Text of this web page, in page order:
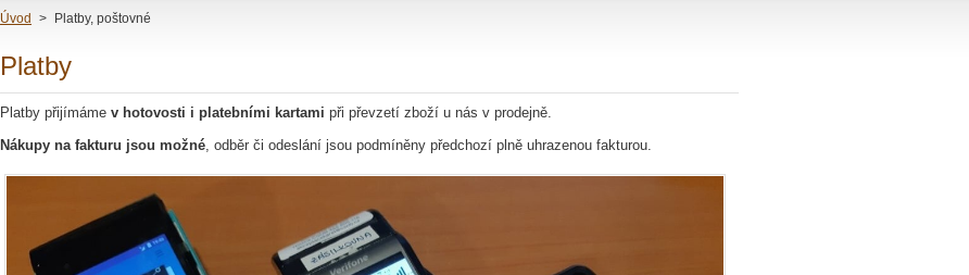
Úvod > Platby, poštovné
Platby
Platby přijímáme v hotovosti i platebními kartami při převzetí zboží u nás v prodejně.
Nákupy na fakturu jsou možné, odběr či odeslání jsou podmíněny předchozí plně uhrazenou fakturou.